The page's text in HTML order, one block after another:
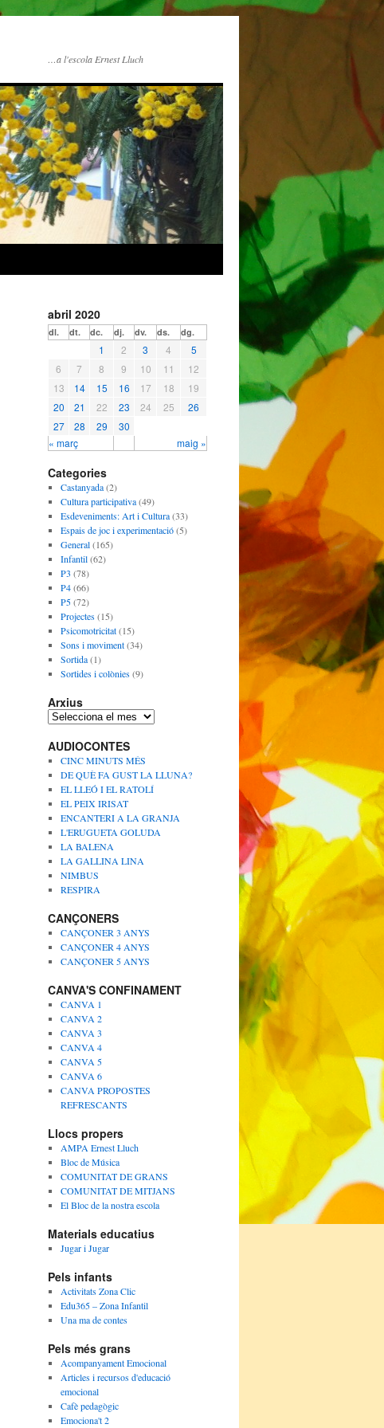
…a l'escola Ernest Lluch
abril 2020
dl. dt. dc. dj. dv. ds. dg.
« març maig »
1 2 3 4
5
6
7 8 9 10 11
12
13
14 15 16 17 18
19
20
21 22 23 24 25
26
27
28 29 30
Categories
Castanyada(2)
Cultura participativa(49)
Esdeveniments: Art i Cultura(33)
Espais de joc i experimentació(5)
General(165)
Infantil(62)
P3 (78)
P4(66)
P5(72)
Projectes(15)
Psicomotricitat(15)
Sons i moviment(34)
Sortida(1)
Sortides i colònies(9)
Arxius
A
x
i
u
s
AUDIOCONTES
CINC MINUTS MÉS
DE QUÈ FA GUST LA LLUNA?
EL LLEÓ I EL RATOLÍ
EL PEIX IRISAT
ENCANTERI A LA GRANJA
L'ERUGUETA GOLUDA
LA BALENA
LA GALLINA LINA
NIMBUS
RESPIRA
CANÇONERS
CANÇONER 3 ANYS
CANÇONER 4 ANYS
CANÇONER 5 ANYS
CANVA'S CONFINAMENT
CANVA 1
CANVA 2
CANVA 3
CANVA 4
CANVA 5
CANVA 6
CANVA PROPOSTES
REFRESCANTS
Llocs propers
AMPA Ernest Lluch
Bloc de Música
COMUNITAT DE GRANS
COMUNITAT DE MITJANS
El Bloc de la nostra escola
Materials educatius
Jugar i Jugar
Pels infants
Activitats Zona Clic
Edu365 – Zona Infantil
Una ma de contes
Pels més grans
Acompanyament Emocional
Articles i recursos d'educació
emocional
Cafè pedagògic
Emociona't 2